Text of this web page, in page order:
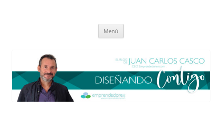
Menú